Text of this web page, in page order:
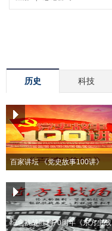
历史 科技
百家讲坛 《党史故事100讲》
纪念抗战胜利70周年《东方主战